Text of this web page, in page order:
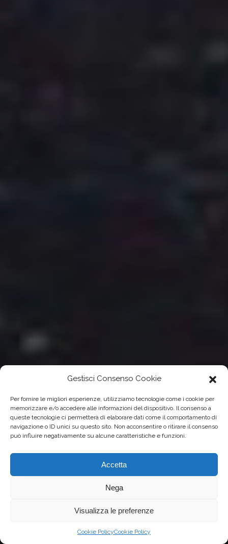
Gestisci Consenso Cookie
Per fornire le migliori esperienze, utilizziamo tecnologie come i cookie per
memorizzare e/o accedere alle informazioni del dispositivo. Il consenso a
queste tecnologie ci permetterà di elaborare dati come il comportamento di
navigazione o ID unici su questo sito. Non acconsentire o ritirare il consenso
può influire negativamente su alcune caratteristiche e funzioni.
Accetta
Nega
Visualizza le preferenze
Cookie PolicyCookie Policy